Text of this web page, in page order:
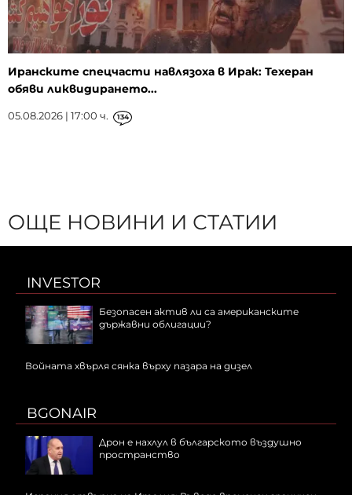
Иранските спецчасти навлязоха в Ирак: Техеран
обяви ликвидирането...
05.08.2026 | 17:00 ч. 134
ОЩЕ НОВИНИ И СТАТИИ
INVESTOR
Безопасен актив ли са американските
държавни облигации?
Войната хвърля сянка върху пазара на дизел
BGONAIR
Дрон е нахлул в българското въздушно
пространство